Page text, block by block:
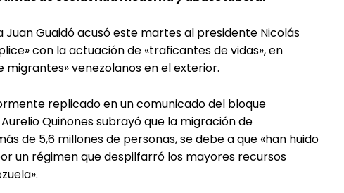
Juan Guaidó acusó este martes al presidente Nicolás
con la actuación de «traficantes de vidas», en
venezolanos en el exterior.
replicado en un comunicado del bloque
Quiñones subrayó que la migración de
de 5,6 millones de personas, se debe a que «han huido
un régimen que despilfarró los mayores recursos